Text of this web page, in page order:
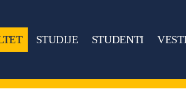
STUDIJE STUDENTI